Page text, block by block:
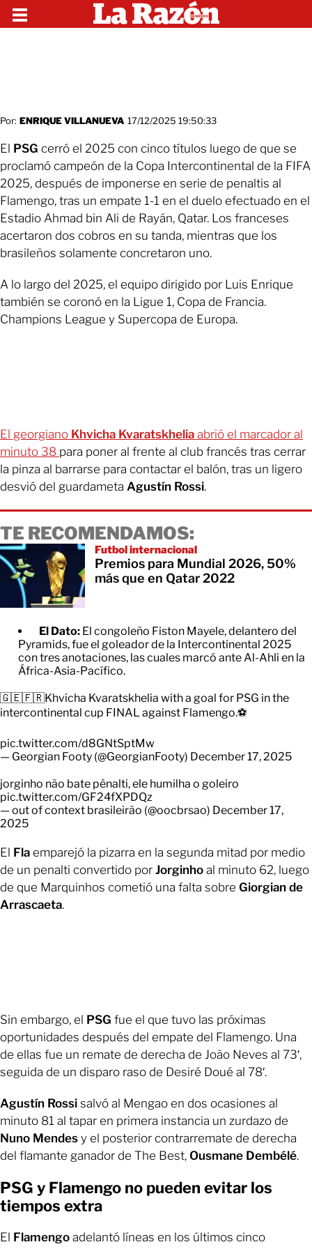
Por: ENRIQUE VILLANUEVA 17/12/2025 19:50:33
El PSG cerró el 2025 con cinco títulos luego de que se
proclamó campeón de la Copa Intercontinental de la FIFA
2025, después de imponerse en serie de penaltis al
Flamengo, tras un empate 1-1 en el duelo efectuado en el
Estadio Ahmad bin Ali de Rayán, Qatar. Los franceses
acertaron dos cobros en su tanda, mientras que los
brasileños solamente concretaron uno.
A lo largo del 2025, el equipo dirigido por Luis Enrique
también se coronó en la Ligue 1, Copa de Francia.
Champions League y Supercopa de Europa.
El georgiano Khvicha Kvaratskhelia abrió el marcador al
minuto 38 para poner al frente al club francés tras cerrar
la pinza al barrarse para contactar el balón, tras un ligero
desvió del guardameta Agustín Rossi.
TE RECOMENDAMOS:
Futbol internacional
Premios para Mundial 2026, 50%
más que en Qatar 2022
El Dato: El congoleño Fiston Mayele, delantero del
Pyramids, fue el goleador de la Intercontinental 2025
con tres anotaciones, las cuales marcó ante Al-Ahli en la
África-Asia-Pacífico.
🇬🇪🇫🇷Khvicha Kvaratskhelia with a goal for PSG in the
intercontinental cup FINAL against Flamengo.⚽️
pic.twitter.com/d8GNtSptMw
— Georgian Footy (@GeorgianFooty) December 17, 2025
jorginho não bate pênalti, ele humilha o goleiro
pic.twitter.com/GF24fXPDQz
— out of context brasileirão (@oocbrsao) December 17,
2025
El Fla emparejó la pizarra en la segunda mitad por medio
de un penalti convertido por Jorginho al minuto 62, luego
de que Marquinhos cometió una falta sobre Giorgian de
Arrascaeta.
Sin embargo, el PSG fue el que tuvo las próximas
oportunidades después del empate del Flamengo. Una
de ellas fue un remate de derecha de João Neves al 73′,
seguida de un disparo raso de Desiré Doué al 78′.
Agustín Rossi salvó al Mengao en dos ocasiones al
minuto 81 al tapar en primera instancia un zurdazo de
Nuno Mendes y el posterior contrarremate de derecha
del flamante ganador de The Best, Ousmane Dembélé.
PSG y Flamengo no pueden evitar los
tiempos extra
El Flamengo adelantó líneas en los últimos cinco